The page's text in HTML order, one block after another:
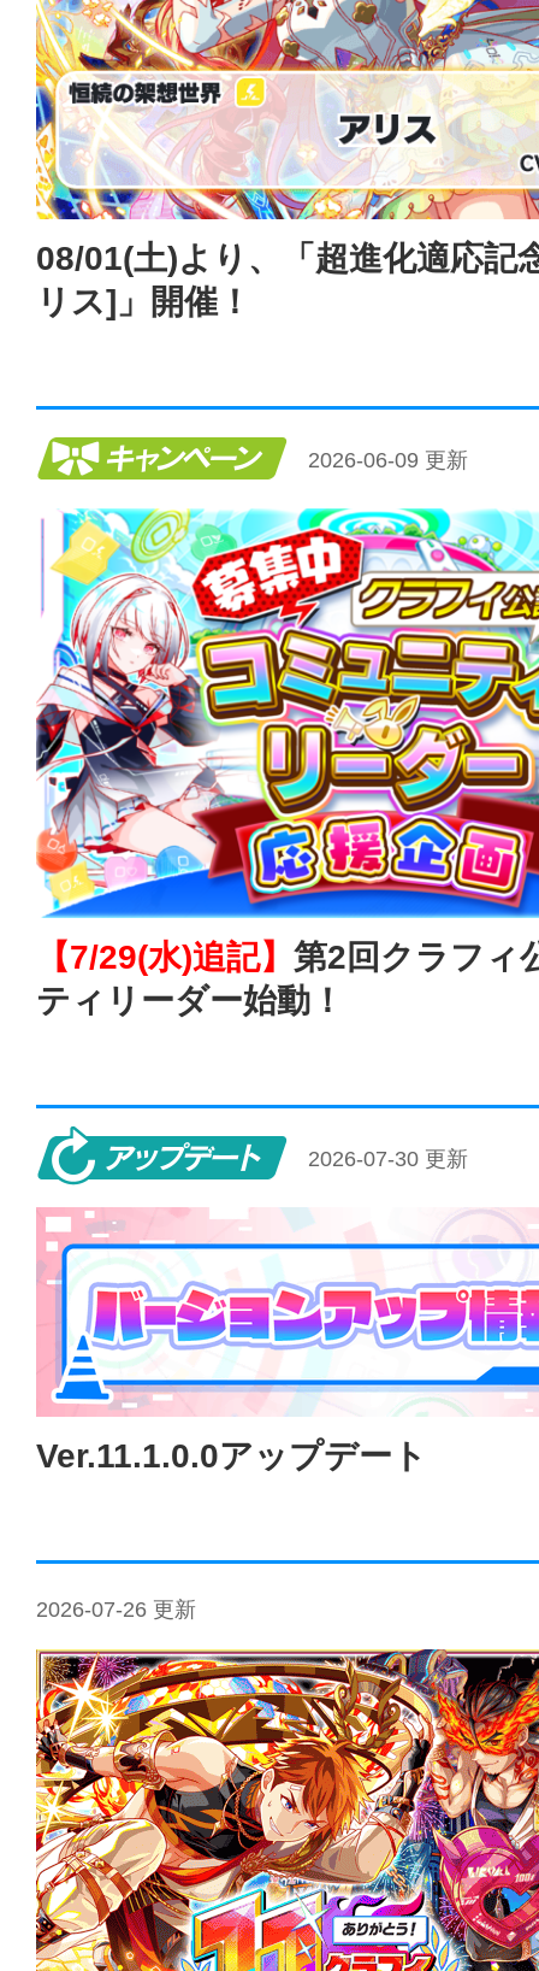
08/01(土)より、「超進化適応記
リス]」開催！
キャンペーン
2026-06-09 更新
【7/29(水)追記】 第2回クラフィ
ティリーダー始動！
アップデート
2026-07-30 更新
Ver.11.1.0.0アップデート
2026-07-26 更新